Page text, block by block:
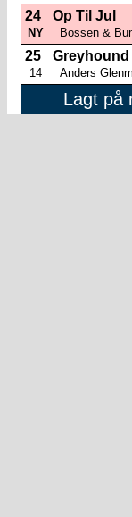
24
NY
Op Til Jul
Bossen &
25
14 Anders
Lagt på